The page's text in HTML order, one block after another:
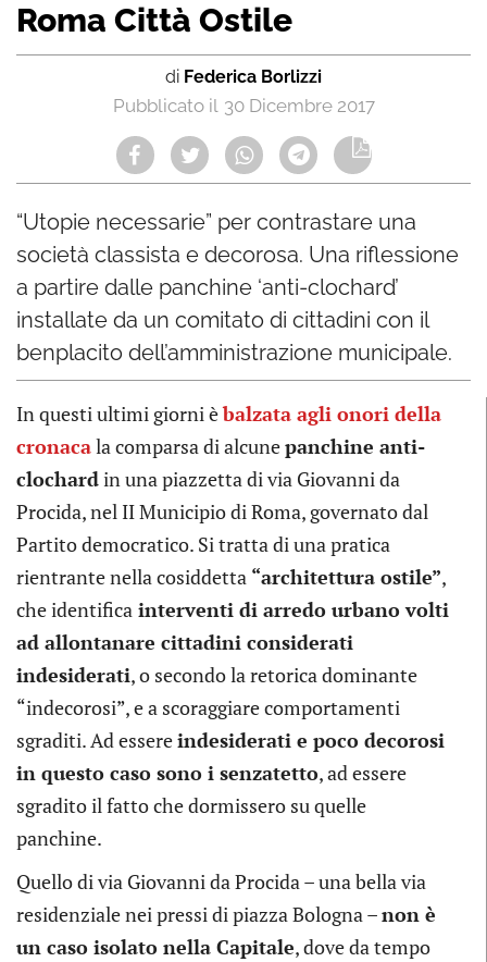
Roma Città Ostile
di Federica Borlizzi
30 Dicembre 2017
“Utopie necessarie” per contrastare una
società classista e decorosa. Una riflessione
a partire dalle panchine ‘anti-clochard’
installate da un comitato di cittadini con il
benplacito dell’amministrazione municipale.
In questi ultimi giorni èbalzata agli onori della
cronacala comparsa di alcunepanchine anti-
clochardin una piazzetta di via Giovanni da
Procida, nel II Municipio di Roma, governato dal
Partito democratico. Si tratta di una pratica
rientrante nella cosiddetta “architettura ostile”,
che identifica interventi di arredo urbano volti
ad allontanare cittadini considerati
indesiderati, o secondo la retorica dominante
“indecorosi”, e a scoraggiare comportamenti
sgraditi. Ad essereindesiderati e poco decorosi
in questo caso sono i senzatetto, ad essere
sgradito il fatto che dormissero su quelle
panchine.
Quello di via Giovanni da Procida – una bella via
residenziale nei pressi di piazza Bologna –non è
un caso isolato nella Capitale, dove da tempo